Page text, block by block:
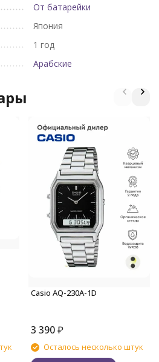
От батарейки
Япония
1 год
Арабские
Casio AQ-230A-1D
3 390 ₽
Осталось несколько штук